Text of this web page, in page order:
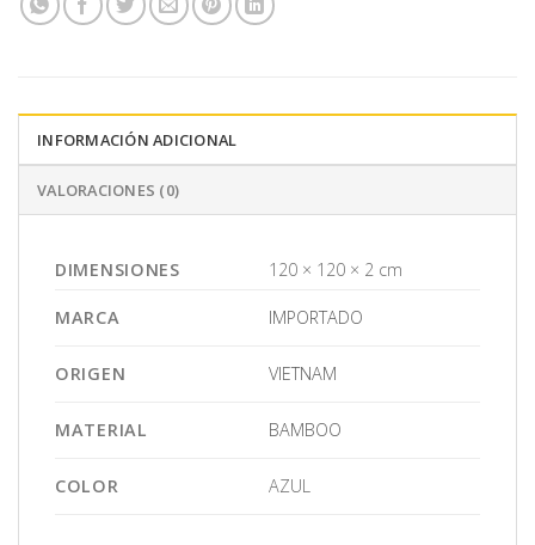
INFORMACIÓN ADICIONAL
VALORACIONES (0)
DIMENSIONES 120 × 120 × 2 cm
MARCA IMPORTADO
ORIGEN VIETNAM
MATERIAL BAMBOO
COLOR AZUL